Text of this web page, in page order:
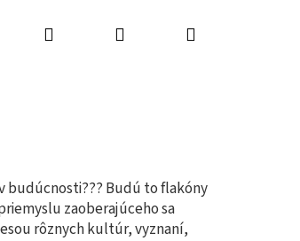
Masážne oleje
Hľadať PrihlásenieNákupný
budúcnosti??? Budú to flakóny
zaoberajúceho sa
rôznych kultúr, vyznaní,